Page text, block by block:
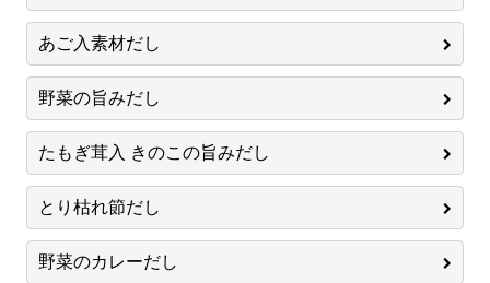
あご入素材だし
野菜の旨みだし
たもぎ茸入 きのこの旨みだし
とり枯れ節だし
野菜のカレーだし